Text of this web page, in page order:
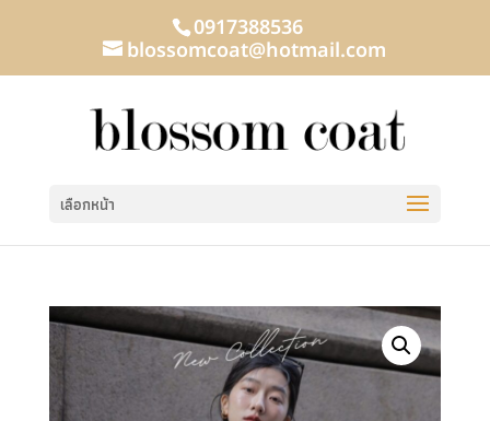
0917388536
blossomcoat@hotmail.com
เลือกหน้า